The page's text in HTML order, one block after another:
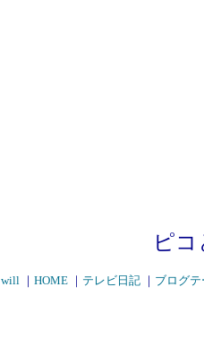
ピ
will｜ HOME｜ テレビ日記｜ ブログ